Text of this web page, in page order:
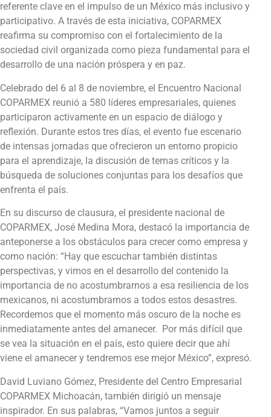
referente clave en el impulso de un México más inclusivo y
participativo. A través de esta iniciativa, COPARMEX
reafirma su compromiso con el fortalecimiento de la
sociedad civil organizada como pieza fundamental para el
desarrollo de una nación próspera y en paz.
Celebrado del 6 al 8 de noviembre, el Encuentro Nacional
COPARMEX reunió a 580 líderes empresariales, quienes
participaron activamente en un espacio de diálogo y
reflexión. Durante estos tres días, el evento fue escenario
de intensas jornadas que ofrecieron un entorno propicio
para el aprendizaje, la discusión de temas críticos y la
búsqueda de soluciones conjuntas para los desafíos que
enfrenta el país.
En su discurso de clausura, el presidente nacional de
COPARMEX, José Medina Mora, destacó la importancia de
anteponerse a los obstáculos para crecer como empresa y
como nación: “Hay que escuchar también distintas
perspectivas, y vimos en el desarrollo del contenido la
importancia de no acostumbrarnos a esa resiliencia de los
mexicanos, ni acostumbrarnos a todos estos desastres.
Recordemos que el momento más oscuro de la noche es
inmediatamente antes del amanecer. Por más difícil que
se vea la situación en el país, esto quiere decir que ahí
viene el amanecer y tendremos ese mejor México”, expresó.
David Luviano Gómez, Presidente del Centro Empresarial
COPARMEX Michoacán, también dirigió un mensaje
inspirador. En sus palabras, “Vamos juntos a seguir